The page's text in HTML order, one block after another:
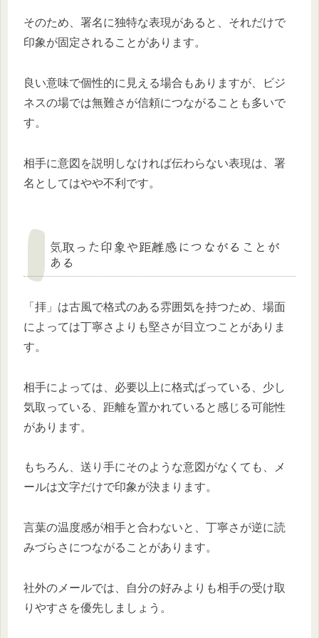
そのため、署名に独特な表現があると、それだけで
印象が固定されることがあります。
良い意味で個性的に見える場合もありますが、ビジ
ネスの場では無難さが信頼につながることも多いで
す。
相手に意図を説明しなければ伝わらない表現は、署
名としてはやや不利です。
気取った印象や距離感につながることが
ある
「拝」は古風で格式のある雰囲気を持つため、場面
によっては丁寧さよりも堅さが目立つことがありま
す。
相手によっては、必要以上に格式ばっている、少し
気取っている、距離を置かれていると感じる可能性
があります。
もちろん、送り手にそのような意図がなくても、メ
ールは文字だけで印象が決まります。
言葉の温度感が相手と合わないと、丁寧さが逆に読
みづらさにつながることがあります。
社外のメールでは、自分の好みよりも相手の受け取
りやすさを優先しましょう。